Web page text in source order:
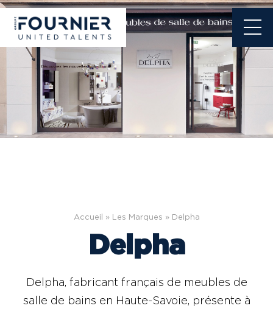
d'Ariane
Accueil Les Marques Delpha
Delpha
Delpha, fabricant français de meubles de
salle de bains en Haute-Savoie, présente à